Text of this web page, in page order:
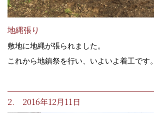
地縄張り
敷地に地縄が張られました。
これから地鎮祭を行い、いよいよ着工です。
2. 2016年12月11日